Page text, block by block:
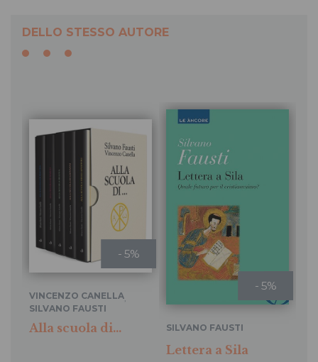
DELLO STESSO AUTORE
- 5%
VINCENZO CANELLA,
SILVANO FAUSTI
Alla scuola di...
- 5%
SILVANO FAUSTI
Lettera a Sila